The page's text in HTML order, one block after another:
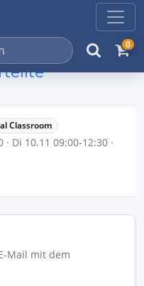
0
Classroom
Di 10.11 09:00-12:30 ·
Mail mit dem